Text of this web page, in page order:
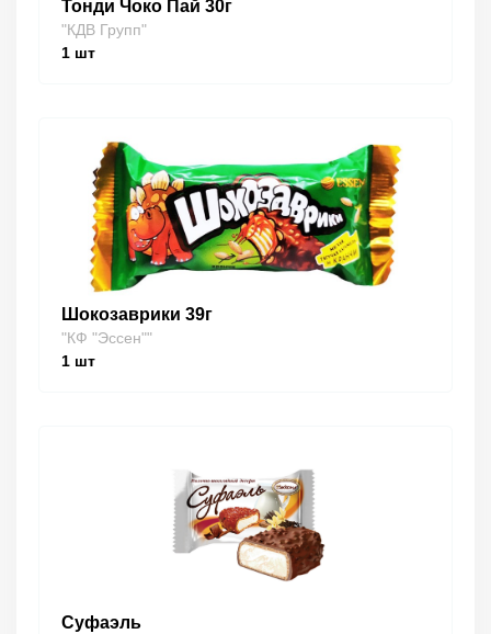
Тонди Чоко Пай 30г
"КДВ Групп"
1 шт
Шокозаврики 39г
"КФ "Эссен""
1 шт
Суфаэль